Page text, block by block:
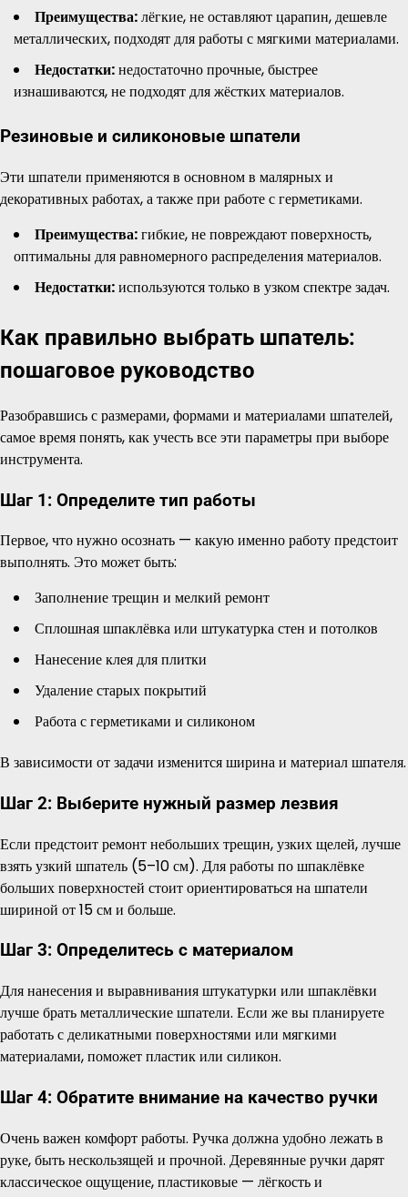
Преимущества:лёгкие, не оставляют царапин, дешевле
металлических, подходят для работы с мягкими материалами.
Недостатки:недостаточно прочные, быстрее
изнашиваются, не подходят для жёстких материалов.
Резиновые и силиконовые шпатели
Эти шпатели применяются в основном в малярных и
декоративных работах, а также при работе с герметиками.
Преимущества:гибкие, не повреждают поверхность,
оптимальны для равномерного распределения материалов.
Недостатки:используются только в узком спектре задач.
Как правильно выбрать шпатель:
пошаговое руководство
Разобравшись с размерами, формами и материалами шпателей,
самое время понять, как учесть все эти параметры при выборе
инструмента.
Шаг 1: Определите тип работы
Первое, что нужно осознать — какую именно работу предстоит
выполнять. Это может быть:
Заполнение трещин и мелкий ремонт
Сплошная шпаклёвка или штукатурка стен и потолков
Нанесение клея для плитки
Удаление старых покрытий
Работа с герметиками и силиконом
В зависимости от задачи изменится ширина и материал шпателя.
Шаг 2: Выберите нужный размер лезвия
Если предстоит ремонт небольших трещин, узких щелей, лучше
взять узкий шпатель (5–10 см). Для работы по шпаклёвке
больших поверхностей стоит ориентироваться на шпатели
шириной от 15 см и больше.
Шаг 3: Определитесь с материалом
Для нанесения и выравнивания штукатурки или шпаклёвки
лучше брать металлические шпатели. Если же вы планируете
работать с деликатными поверхностями или мягкими
материалами, поможет пластик или силикон.
Шаг 4: Обратите внимание на качество ручки
Очень важен комфорт работы. Ручка должна удобно лежать в
руке, быть нескользящей и прочной. Деревянные ручки дарят
классическое ощущение, пластиковые — лёгкость и